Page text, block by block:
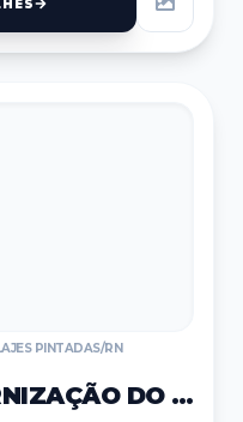
PINTADAS/RN
REFORMA E MODERNIZAÇÃO DO CAMPO DE FUTEBOL